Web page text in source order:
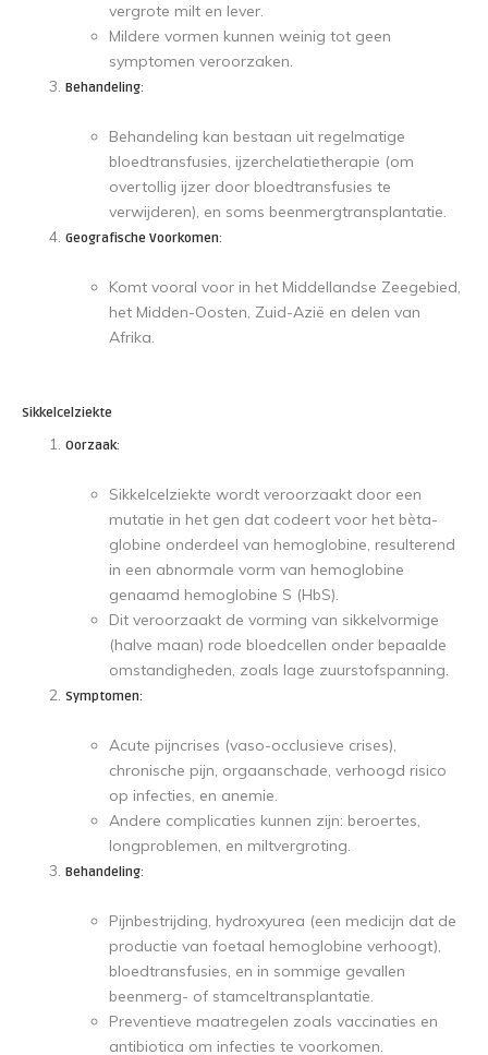
vergrote milt en lever.
Mildere vormen kunnen weinig tot geen
symptomen veroorzaken.
Behandeling:
Behandeling kan bestaan uit regelmatige
bloedtransfusies, ijzerchelatietherapie (om
overtollig ijzer door bloedtransfusies te
verwijderen), en soms beenmergtransplantatie.
Geografische Voorkomen:
Komt vooral voor in het Middellandse Zeegebied,
het Midden-Oosten, Zuid-Azië en delen van
Afrika.
Sikkelcelziekte
Oorzaak:
Sikkelcelziekte wordt veroorzaakt door een
mutatie in het gen dat codeert voor het bèta-
globine onderdeel van hemoglobine, resulterend
in een abnormale vorm van hemoglobine
genaamd hemoglobine S (HbS).
Dit veroorzaakt de vorming van sikkelvormige
(halve maan) rode bloedcellen onder bepaalde
omstandigheden, zoals lage zuurstofspanning.
Symptomen:
Acute pijncrises (vaso-occlusieve crises),
chronische pijn, orgaanschade, verhoogd risico
op infecties, en anemie.
Andere complicaties kunnen zijn: beroertes,
longproblemen, en miltvergroting.
Behandeling:
Pijnbestrijding, hydroxyurea (een medicijn dat de
productie van foetaal hemoglobine verhoogt),
bloedtransfusies, en in sommige gevallen
beenmerg- of stamceltransplantatie.
Preventieve maatregelen zoals vaccinaties en
antibiotica om infecties te voorkomen.